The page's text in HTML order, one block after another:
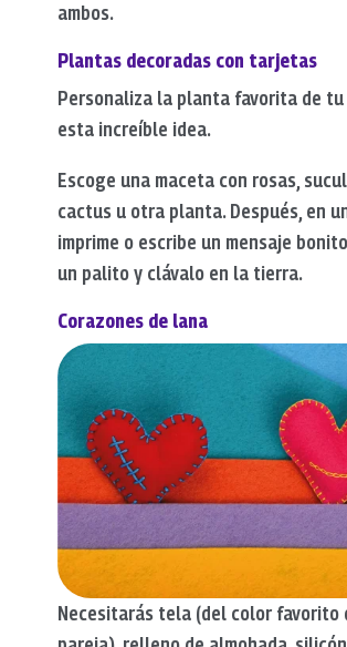
ambos.
Plantas decoradas con tarjetas
Personaliza la planta favorita de tu
esta increíble idea.
Escoge una maceta con rosas,
cactus u otra planta. Después, en
imprime o escribe un mensaje
un palito y clávalo en la tierra.
Corazones de lana
Necesitarás tela (del color favorito